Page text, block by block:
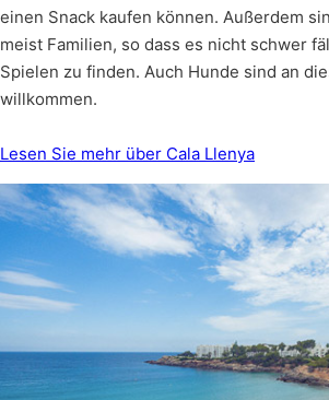
einen Snack kaufen können. Außerdem
meist Familien, so dass es nicht schwer
Spielen zu finden. Auch Hunde sind an
willkommen.
Lesen Sie mehr über Cala Llenya